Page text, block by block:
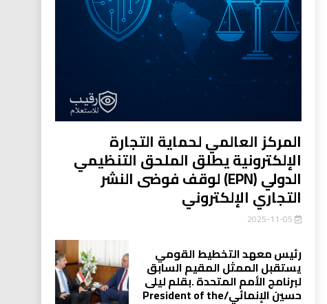
المركز العالمي لحماية التجارة
الإلكترونية يطلق الملحق التنظيمي
الدولي (EPN) لوقف فوضى النشر
التجاري الإلكتروني
رئيس معهد التخطيط القومي
يستقبل الممثل المقيم السابق
لبرنامج الأمم المتحدة .بقلم ليلى
حسين الإنمائي/President of the